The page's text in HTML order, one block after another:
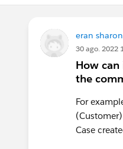
eran
30 ago. 2022
How
the
For
(Customer)
Case